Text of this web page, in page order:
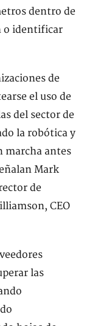
dentro de
o identificar
de
el uso de
del sector de
la robótica y
marcha antes
Mark
de
CEO
las